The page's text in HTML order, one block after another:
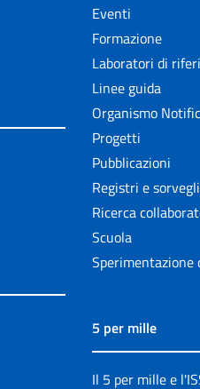
Eventi
Formazione
Laboratori di
Linee guida
Organismo
Progetti
Pubblicazioni
Registri e
Ricerca
Scuola
Sperimentazione
5 per mille
Il 5 per mille e